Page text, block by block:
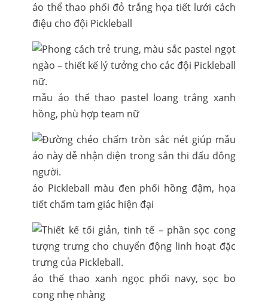
áo thể thao phối đỏ trắng họa tiết lưới cách
điệu cho đội Pickleball
mẫu áo thể thao pastel loang trắng xanh
hồng, phù hợp team nữ
áo Pickleball màu đen phối hồng đậm, họa
tiết chấm tam giác hiện đại
áo thể thao xanh ngọc phối navy, sọc bo
cong nhẹ nhàng